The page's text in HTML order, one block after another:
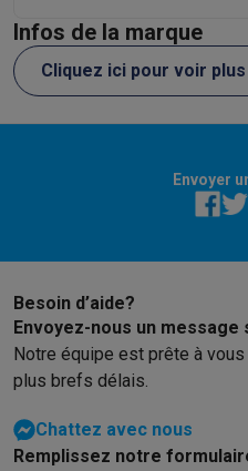
Infos de la marque
Cliquez ici pour voir
Envoyer
Besoin d’aide?
Envoyez-nous un message
Notre équipe est prête à
plus brefs délais.
Chattez avec nous
Remplissez notre